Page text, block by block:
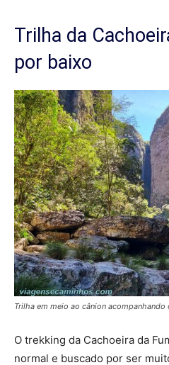
Trilha da
por baixo
Trilha em meio ao cânion acompanhando
O trekking da Cachoeira da
normal e buscado por ser